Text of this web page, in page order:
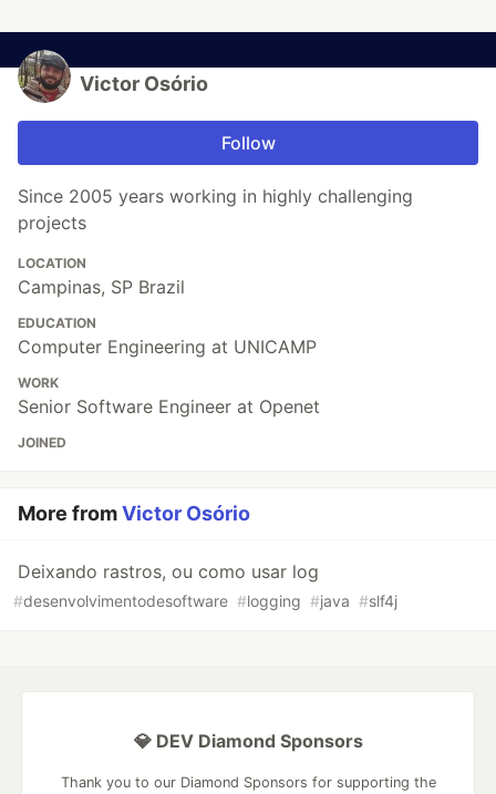
Victor Osório
Follow
Since 2005 years working in highly challenging
projects
LOCATION
Campinas, SP Brazil
EDUCATION
Computer Engineering at UNICAMP
WORK
Senior Software Engineer at Openet
JOINED
More fromVictor Osório
Deixando rastros, ou como usar log
#desenvolvimentodesoftware #logging #java #slf4j
💎 DEV Diamond Sponsors
Thank you to our Diamond Sponsors for supporting the